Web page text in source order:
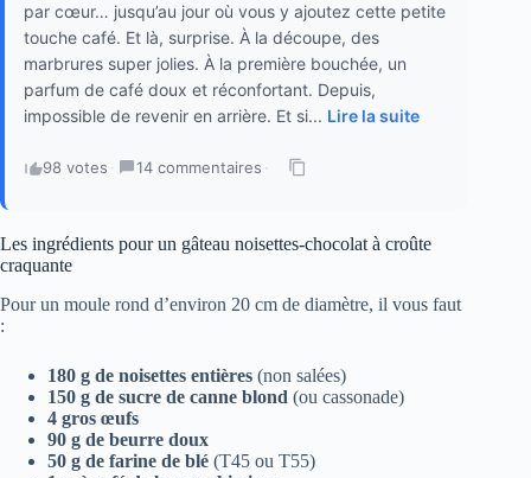
par cœur… jusqu’au jour où vous y ajoutez cette petite
touche café. Et là, surprise. À la découpe, des
marbrures super jolies. À la première bouchée, un
parfum de café doux et réconfortant. Depuis,
impossible de revenir en arrière. Et si... Lire la suite
98 votes · 14 commentaires ·
Les ingrédients pour un gâteau noisettes-chocolat à croûte
craquante
Pour un moule rond d’environ 20 cm de diamètre, il vous faut
:
180 g de noisettes entières (non salées)
150 g de sucre de canne blond (ou cassonade)
4 gros œufs
90 g de beurre doux
50 g de farine de blé (T45 ou T55)